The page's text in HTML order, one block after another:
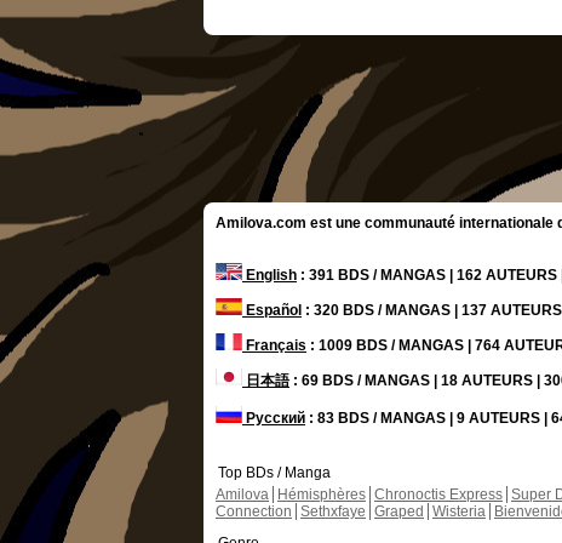
Amilova.com est une communauté
English : 391 BDS / MANGAS | 162
Español : 320 BDS / MANGAS | 137
Français : 1009 BDS / MANGAS | 764
日本語: 69 BDS / MANGAS | 18 AUTEURS |
Русский : 83 BDS / MANGAS | 9 AUTEURS |
Top BDs / Manga
Amilova
Hémisphères Chronoctis Express Super
Connection Sethxfaye Graped Wisteria